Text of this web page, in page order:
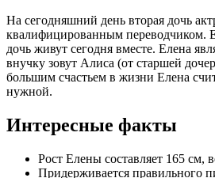
На сегодняшний день вторая дочь
квалифицированным переводчиком.
дочь живут сегодня вместе. Елена
внучку зовут Алиса (от старшей
большим счастьем в жизни Елена
нужной.
Интересные факты
Рост Елены составляет 165 см,
Придерживается правильного